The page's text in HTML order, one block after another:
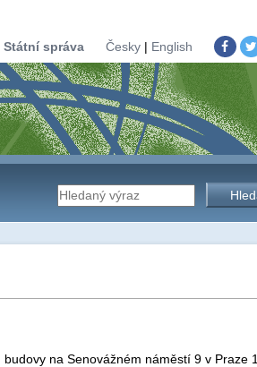
Státní správa Česky| English
Vyhledávání
, budovy na Senovážném náměstí 9 v Praze 1,